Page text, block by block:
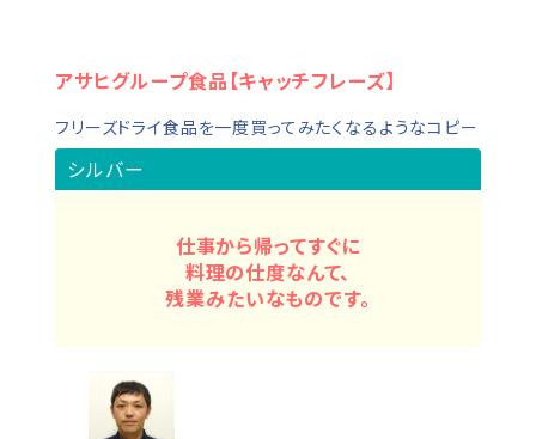
アサヒグループ食品【キャッチフレーズ】
フリーズドライ食品を一度買ってみたくなるようなコピー
シルバー
仕事から帰ってすぐに
料理の仕度なんて、
残業みたいなものです。